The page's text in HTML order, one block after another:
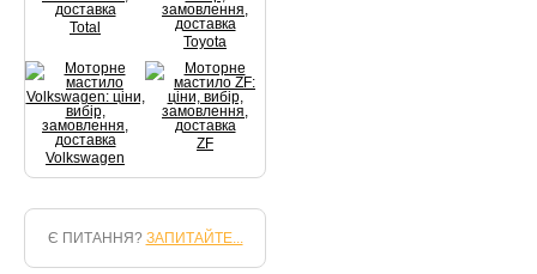
Total
Toyota
Volkswagen
ZF
Є ПИТАННЯ? ЗАПИТАЙТЕ...